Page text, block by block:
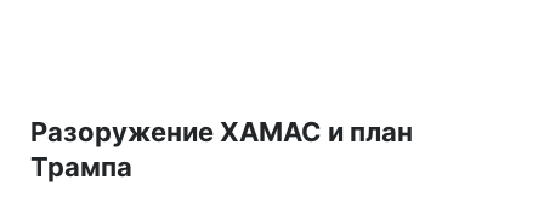
Разоружение ХАМАС и план
Трампа